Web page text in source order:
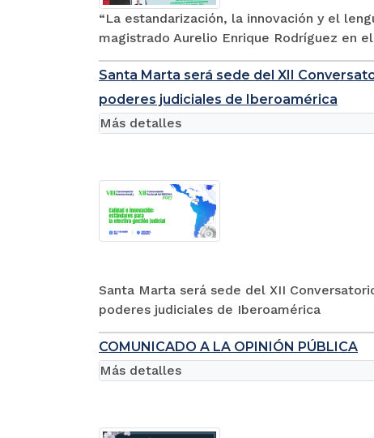
“La estandarización, la innovación y el
magistrado Aurelio Enrique Rodríguez en
Santa Marta será sede del XII
poderes judiciales de Iberoamérica
Santa Marta será sede del XII
poderes judiciales de Iberoamérica
Más detalles
COMUNICADO A LA OPINIÓN PÚBLICA
Más detalles